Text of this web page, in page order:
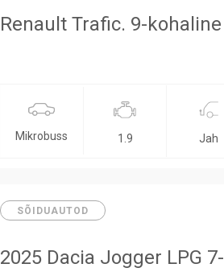
Renault Trafic. 9-kohaline
Mikrobuss 1.9 Jah
SÕIDUAUTOD
2025 Dacia Jogger LPG 7-